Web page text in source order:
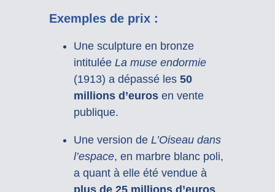
Exemples de prix :
Une sculpture en bronze
intitulée La muse endormie
(1913) a dépassé les 50
millions d’eurosen vente
publique.
Une version de L’Oiseau dans
l’espace, en marbre blanc poli,
a quant à elle été vendue à